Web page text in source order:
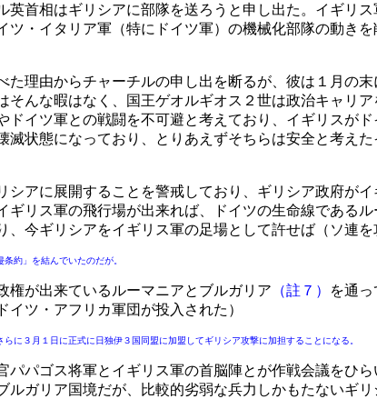
首相はギリシアに部隊を送ろうと申し出た。イギリ
ツ・イタリア軍（特にドイツ軍）の機械化部隊の動き
理由からチャーチルの申し出を断るが、彼は１月の
そんな暇はなく、国王ゲオルギオス２世は政治キャリ
ドイツ軍との戦闘を不可避と考えており、イギリスが
滅状態になっており、とりあえずそちらは安全と考え
アに展開することを警戒しており、ギリシア政府が
ギリス軍の飛行場が出来れば、ドイツの生命線である
、今ギリシアをイギリス軍の足場として許せば（ソ連
約」を結んでいたのだが。
が出来ているルーマニアとブルガリア （註７）
を通
ツ・アフリカ軍団が投入された）
３月１日に正式に日独伊３国同盟に加盟してギリシア攻撃に加担することになる。
パゴス将軍とイギリス軍の首脳陣とが作戦会議をひ
ルガリア国境だが、比較的劣弱な兵力しかもたないギ